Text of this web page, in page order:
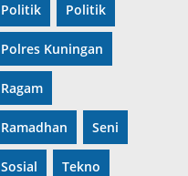
Politik Politik
Polres Kuningan
Ragam
Ramadhan Seni
Sosial Tekno